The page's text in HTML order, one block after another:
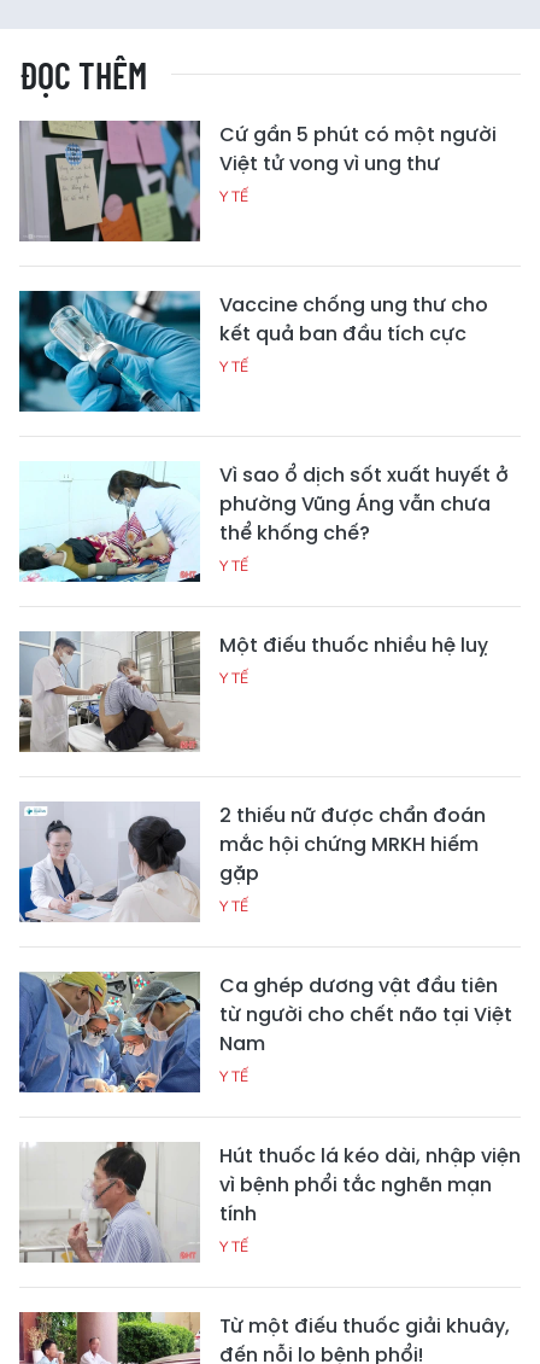
ĐỌC THÊM
Cứ gần 5 phút có một người
Việt tử vong vì ung thư
Y TẾ
Vaccine chống ung thư cho
kết quả ban đầu tích cực
Y TẾ
Vì sao ổ dịch sốt xuất huyết ở
phường Vũng Áng vẫn chưa
thể khống chế?
Y TẾ
Một điếu thuốc nhiều hệ luỵ
Y TẾ
2 thiếu nữ được chẩn đoán
mắc hội chứng MRKH hiếm
gặp
Y TẾ
Ca ghép dương vật đầu tiên
từ người cho chết não tại Việt
Nam
Y TẾ
Hút thuốc lá kéo dài, nhập viện
vì bệnh phổi tắc nghẽn mạn
tính
Y TẾ
Từ một điếu thuốc giải khuây,
đến nỗi lo bệnh phổi!